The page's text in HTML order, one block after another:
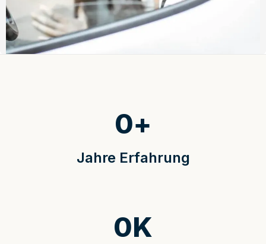
Jahre Erfahrung
0+
0K